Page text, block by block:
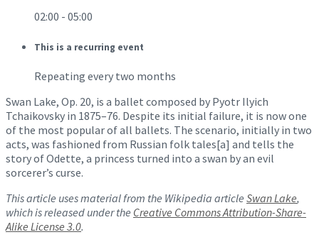
02:00 - 05:00
This is a recurring event
Repeating every two months
Swan Lake, Op. 20, is a ballet composed by Pyotr Ilyich
Tchaikovsky in 1875–76. Despite its initial failure, it is now one
of the most popular of all ballets. The scenario, initially in two
acts, was fashioned from Russian folk tales[a] and tells the
story of Odette, a princess turned into a swan by an evil
sorcerer’s curse.
This article uses material from the Wikipedia article Swan Lake,
which is released under the Creative Commons Attribution-Share-
Alike License 3.0.